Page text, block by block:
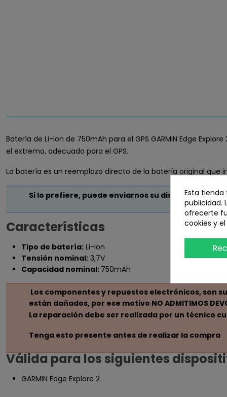
Batería de Li-Ion de 750mAh para el GPS GARMIN Edge
el extremo, adecuado para el GPS.
La batería es un reemplazo directo de la batería original que
Si lo prefiere, puede enviarnos su dispositivo
Características
Tipo de batería: Li-Ion
Tensión nominal: 3,7V
Capacidad nominal: 750mAh
Los componentes y repuestos electrónicos, son
están dañados, por ese motivo NO ADMITIMOS
La reparación debe ser realizada por un técnico
Tenga esto presente antes de realizar la compra
Válida para los siguientes
GARMIN Edge Explore 2
Esta
publicidad.
ofrecerte
cookies y